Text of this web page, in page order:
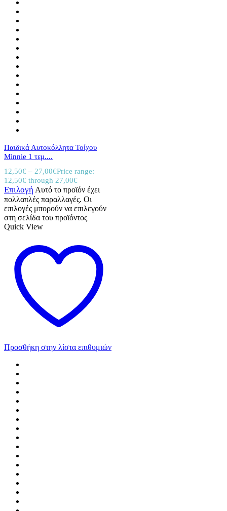
Παιδικά Αυτοκόλλητα Τοίχου
Minnie 1 τεμ....
12,50€ – 27,00€Price range:
12,50€ through 27,00€
Επιλογή Αυτό το προϊόν έχει
πολλαπλές παραλλαγές. Οι
επιλογές μπορούν να επιλεγούν
στη σελίδα του προϊόντος
Quick View
Προσθήκη στην λίστα επιθυμιών